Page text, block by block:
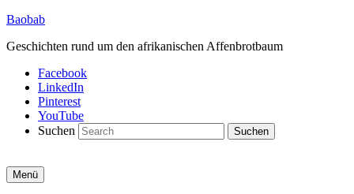
Baobab
Geschichten rund um den afrikanischen Affenbrotbaum
Facebook
LinkedIn
Pinterest
YouTube
Suchen
Menü